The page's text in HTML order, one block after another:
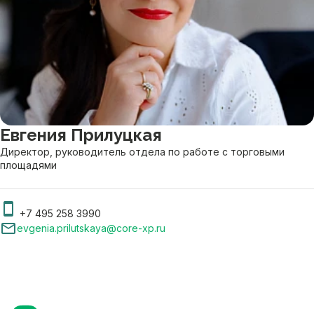
Евгения Прилуцкая
Директор, руководитель отдела по работе с торговыми
площадями
+7 495 258 3990
evgenia.prilutskaya@core-xp.ru